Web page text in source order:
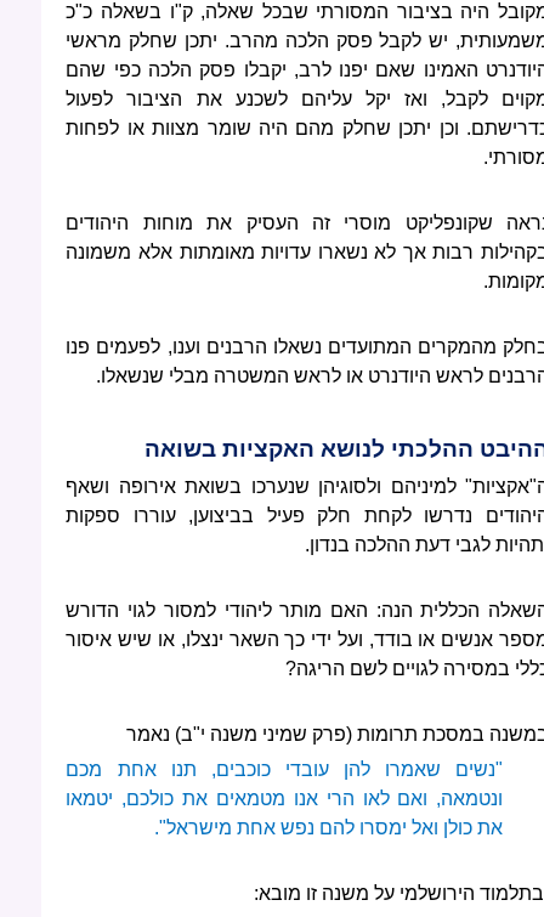
היה בציבור המסורתי שבכל שאלה, ק"ו בשאלה כ"כ
יש לקבל פסק הלכה מהרב. יתכן שחלק מראשי
האמינו שאם יפנו לרב, יקבלו פסק הלכה כפי שהם
לקבל, ואז יקל עליהם לשכנע את הציבור לפעול
וכן יתכן שחלק מהם היה שומר מצוות או לפחות
שקונפליקט מוסרי זה העסיק את מוחות היהודים
רבות אך לא נשארו עדויות מאומתות אלא משמונה
מהמקרים המתועדים נשאלו הרבנים וענו, לפעמים פנו
לראש היודנרט או לראש המשטרה מבלי שנשאלו.
ההלכתי לנושא האקציות בשואה
למיניהם ולסוגיהן שנערכו בשואת אירופה ושאף
נדרשו לקחת חלק פעיל בביצוען, עוררו ספקות
לגבי דעת ההלכה בנדון.
הכללית הנה: האם מותר ליהודי למסור לגוי הדורש
אנשים או בודד, ועל ידי כך השאר ינצלו, או שיש איסור
במסירה לגויים לשם הריגה?
במסכת תרומות (פרק שמיני משנה י"ב) נאמר
"נשים שאמרו להן עובדי כוכבים, תנו אחת מכם
ונטמאה, ואם לאו הרי אנו מטמאים את כולכם, יטמאו
את כולן ואל ימסרו להם נפש אחת מישראל".
הירושלמי על משנה זו מובא: